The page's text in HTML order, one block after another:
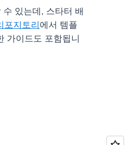
있는데, 스타터 배
포지토리 에서 템플
가이드도 포함됩니